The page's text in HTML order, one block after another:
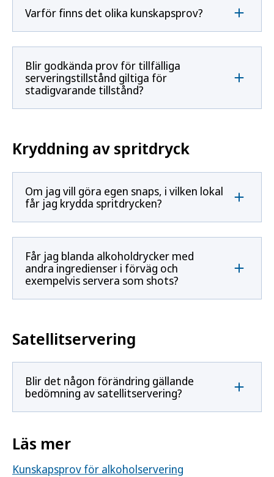
Varför finns det olika kunskapsprov?
Blir godkända prov för tillfälliga
serveringstillstånd giltiga för
stadigvarande tillstånd?
Kryddning av spritdryck
Om jag vill göra egen snaps, i vilken lokal
får jag krydda spritdrycken?
Får jag blanda alkoholdrycker med
andra ingredienser i förväg och
exempelvis servera som shots?
Satellitservering
Blir det någon förändring gällande
bedömning av satellitservering?
Läs mer
Kunskapsprov för alkoholservering